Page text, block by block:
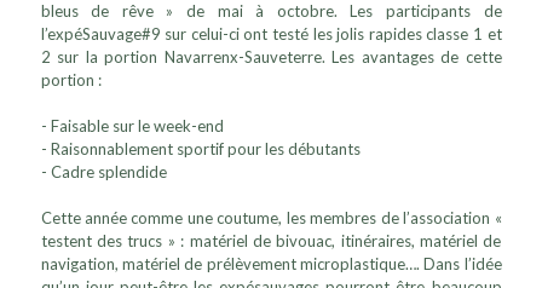
bleus de rêve » de mai à octobre. Les participants de
l’expéSauvage#9 sur celui-ci ont testé les jolis rapides classe 1 et
2 sur la portion Navarrenx-Sauveterre. Les avantages de cette
portion :
- Faisable sur le week-end
- Raisonnablement sportif pour les débutants
- Cadre splendide
Cette année comme une coutume, les membres de l’association «
testent des trucs » : matériel de bivouac, itinéraires, matériel de
navigation, matériel de prélèvement microplastique…. Dans l’idée